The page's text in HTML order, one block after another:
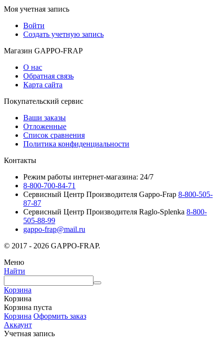
Моя учетная запись
Войти
Создать учетную запись
Магазин GAPPO-FRAP
О нас
Обратная связь
Карта сайта
Покупательский сервис
Ваши заказы
Отложенные
Список сравнения
Политика конфиденциальности
Контакты
Режим работы интернет-магазина: 24/7
8-800-700-84-71
Сервисный Центр Производителя Gappo-Frap 8-800-505-
87-87
Сервисный Центр Производителя Raglo-Splenka 8-800-
505-88-99
gappo-frap@mail.ru
© 2017 - 2026 GAPPO-FRAP.
Меню
Найти
Корзина
Корзина
Корзина пуста
Корзина Оформить заказ
Аккаунт
Учетная запись